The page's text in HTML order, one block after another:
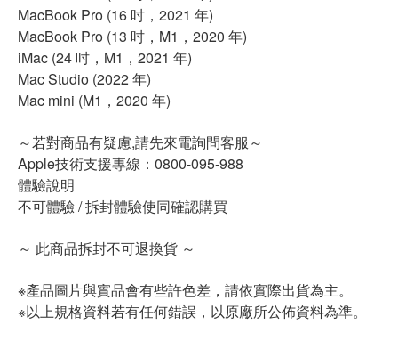
MacBook Pro (16 吋，2021 年)
MacBook Pro (13 吋，M1，2020 年)
iMac (24 吋，M1，2021 年)
Mac Studio (2022 年)
Mac mini (M1，2020 年)
～若對商品有疑慮,請先來電詢問客服～
Apple技術支援專線：0800-095-988
體驗說明
不可體驗 / 拆封體驗使同確認購買
～ 此商品拆封不可退換貨 ～
※產品圖片與實品會有些許色差，請依實際出貨為主。
※以上規格資料若有任何錯誤，以原廠所公佈資料為準。